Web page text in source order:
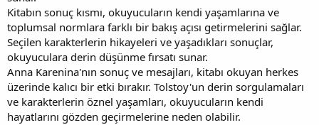
Kitabın sonuç kısmı, okuyucuların kendi yaşamlarına ve
toplumsal normlara farklı bir bakış açısı getirmelerini sağlar.
Seçilen karakterlerin hikayeleri ve yaşadıkları sonuçlar,
okuyuculara derin düşünme fırsatı sunar.
Anna Karenina'nın sonuç ve mesajları, kitabı okuyan herkes
üzerinde kalıcı bir etki bırakır. Tolstoy'un derin sorgulamaları
ve karakterlerin öznel yaşamları, okuyucuların kendi
hayatlarını gözden geçirmelerine neden olabilir.